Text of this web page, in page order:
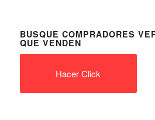
BUSQUE COMPRADORES
QUE VENDEN
Hacer Click